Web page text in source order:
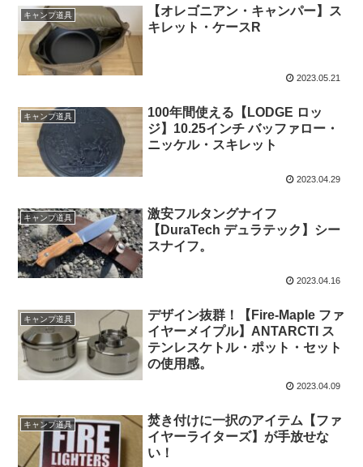
キャンプ道具
【オレゴニアン・キャンパー】ス
キレット・ケースR
2023.05.21
キャンプ道具
100年間使える【LODGE ロッ
ジ】10.25インチ バッファロー・
ニッケル・スキレット
2023.04.29
キャンプ道具
激安フルタングナイフ
【DuraTech デュラテック】シー
スナイフ。
2023.04.16
キャンプ道具
デザイン抜群！【Fire-Maple ファ
イヤーメイプル】ANTARCTI ス
テンレスケトル・ポット・セット
の使用感。
2023.04.09
キャンプ道具
焚き付けに一択のアイテム【ファ
イヤーライターズ】が手放せな
い！